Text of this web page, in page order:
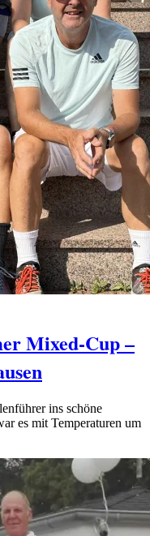
Mixed-Cup –
ins schöne
es mit Temperaturen um